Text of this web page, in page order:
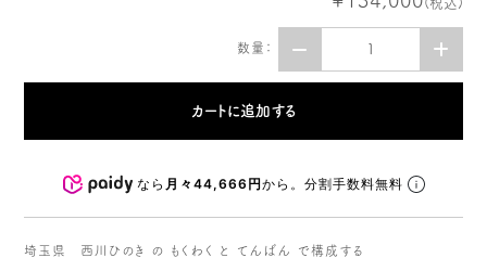
(税込)
数量：
なら 月々44,666円から。分割手数料無料
埼玉県 西川ひのき の もくわく と てんばん で構成する